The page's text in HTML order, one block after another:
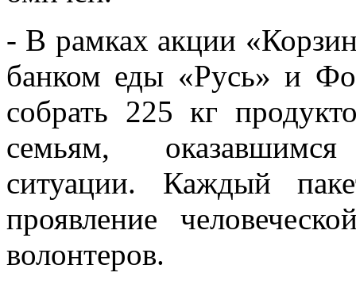
- В рамках акции
банком еды «Русь» и
собрать 225 кг
семьям,
ситуации. Каждый
проявление
волонтеров.